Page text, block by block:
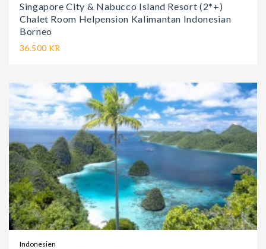
Singapore City & Nabucco Island Resort (2*+)
Chalet Room Helpension Kalimantan Indonesian
Borneo
36.500 KR
Indonesien